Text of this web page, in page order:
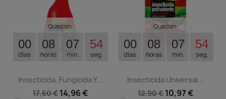
Quedan:
00
días
08
horas
07
min.
53
seg.
Insecticida, Fungicida Y...
17,60 € 14,96 €
Quedan:
00
días
08
horas
07
min.
53
seg.
Insecticida Universal...
12,90 €10,97 €